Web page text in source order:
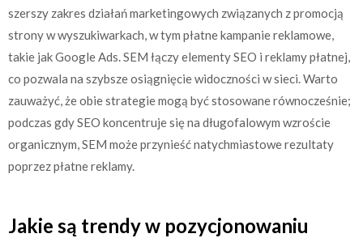
szerszy zakres działań marketingowych związanych z promocją
strony w wyszukiwarkach, w tym płatne kampanie reklamowe,
takie jak Google Ads. SEM łączy elementy SEO i reklamy płatnej,
co pozwala na szybsze osiągnięcie widoczności w sieci. Warto
zauważyć, że obie strategie mogą być stosowane równocześnie;
podczas gdy SEO koncentruje się na długofalowym wzroście
organicznym, SEM może przynieść natychmiastowe rezultaty
poprzez płatne reklamy.
Jakie są trendy w pozycjonowaniu